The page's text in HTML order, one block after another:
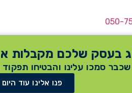
050-
בעסק שלכם מקבלות
סמכו עלינו והבטיחו
פנו אלינו עוד היום